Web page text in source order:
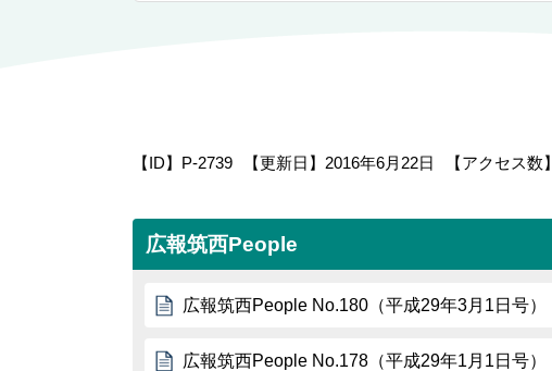
【ID】 P-2739 【更新日】 2016年6月22日 【アクセス数】
広報筑西People
広報筑西People No.180（平成29年3月1日号）
広報筑西People No.178（平成29年1月1日号）